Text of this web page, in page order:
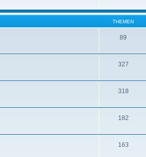
THEMEN
89
327
318
182
163